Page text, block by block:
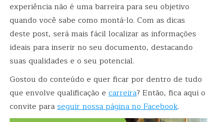
experiência não é uma barreira para seu objetivo
quando você sabe como montá-lo. Com as dicas
deste post, será mais fácil localizar as informações
ideais para inserir no seu documento, destacando
suas qualidades e o seu potencial.
Gostou do conteúdo e quer ficar por dentro de tudo
que envolve qualificação e carreira? Então, fica aqui o
convite paraseguir nossa página no Facebook.